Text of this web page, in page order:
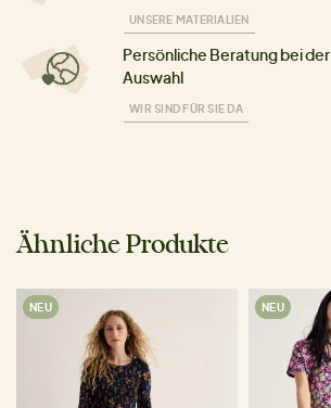
UNSERE MATERIALIEN
Persönliche Beratung bei der
Auswahl
WIR SIND FÜR SIE DA
Ähnliche Produkte
NEU NEU